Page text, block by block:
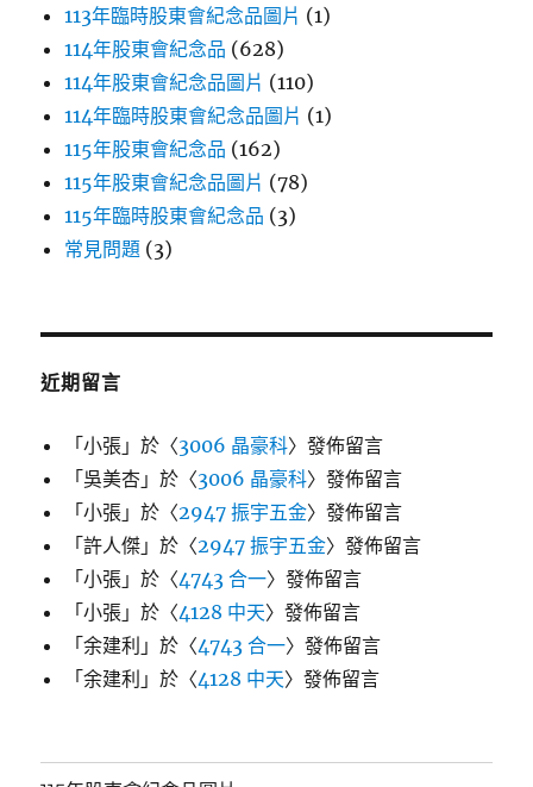
113年臨時股東會紀念品圖片 (1)
114年股東會紀念品 (628)
114年股東會紀念品圖片 (110)
114年臨時股東會紀念品圖片 (1)
115年股東會紀念品 (162)
115年股東會紀念品圖片 (78)
115年臨時股東會紀念品 (3)
常見問題 (3)
近期留言
「小張 」於〈3006 晶豪科〉發佈留言
「吳美杏 」於〈3006 晶豪科〉發佈留言
「小張 」於〈2947 振宇五金〉發佈留言
「許人傑 」於〈2947 振宇五金〉發佈留言
「小張 」於〈4743 合一〉發佈留言
「小張 」於〈4128 中天〉發佈留言
「余建利 」於〈4743 合一〉發佈留言
「余建利 」於〈4128 中天〉發佈留言